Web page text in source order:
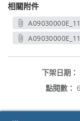
相關附件
下架日期：
點閱數：